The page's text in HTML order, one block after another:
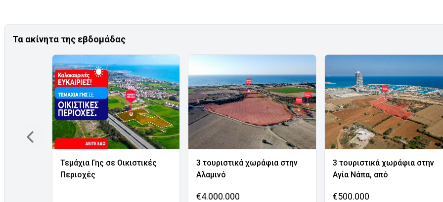
Τα ακίνητα της εβδομάδας
Τεμάχια Γης σε Οικιστικές
Περιοχές
3 τουριστικά χωράφια στην
Αλαμινό
€4.000.000
3 τουριστικά χωράφια στην
Αγία Νάπα, από
€500.000